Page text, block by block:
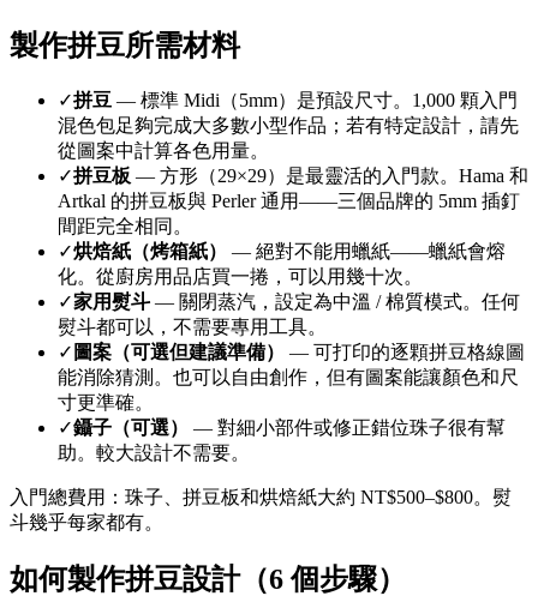
製作拼豆所需材料
✓拼豆 — 標準 Midi（5mm）是預設尺寸。1,000 顆入門
混色包足夠完成大多數小型作品；若有特定設計，請先
從圖案中計算各色用量。
✓拼豆板 — 方形（29×29）是最靈活的入門款。Hama 和
Artkal 的拼豆板與 Perler 通用——三個品牌的 5mm 插釘
間距完全相同。
✓烘焙紙（烤箱紙）
— 絕對不能用蠟紙——蠟紙會熔
化。從廚房用品店買一捲，可以用幾十次。
✓家用熨斗 — 關閉蒸汽，設定為中溫 / 棉質模式。任何
熨斗都可以，不需要專用工具。
✓ 圖案（可選但建議準備）
— 可打印的逐顆拼豆格線圖
能消除猜測。也可以自由創作，但有圖案能讓顏色和尺
寸更準確。
✓鑷子（可選）
— 對細小部件或修正錯位珠子很有幫
助。較大設計不需要。
入門總費用：珠子、拼豆板和烘焙紙大約 NT$500–$800。熨
斗幾乎每家都有。
如何製作拼豆設計（6 個步驟）